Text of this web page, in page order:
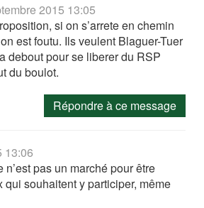
2015 13:05
si on s’arrete en chemin
est foutu. Ils veulent Blaguer-Tuer
debout pour se liberer du RSP
du boulot.
Répondre à ce message
13:06
pas un marché pour être
qui souhaitent y participer, même